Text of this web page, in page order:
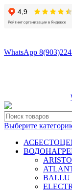
WhatsApp
Выберите
BALLU